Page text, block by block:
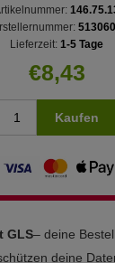
Lieferzeit: 1-5 Tage
€8,43
Kaufen
GLS– deine
deine